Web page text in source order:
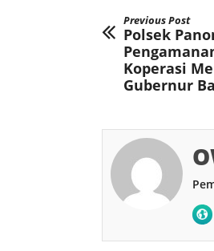
Previous Post
Polsek
Koperasi
Gubernur